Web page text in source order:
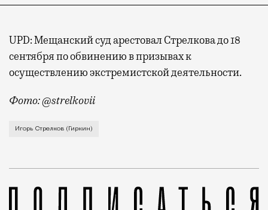
UPD: Мещанский суд арестовал Стрелкова до 18
сентября по обвинению в призывах к
осуществлению экстремистской деятельности.
Фото: @strelkovii
Как пишет РБК со ссылкой на источники в
Игорь Стрелков (Гиркин)